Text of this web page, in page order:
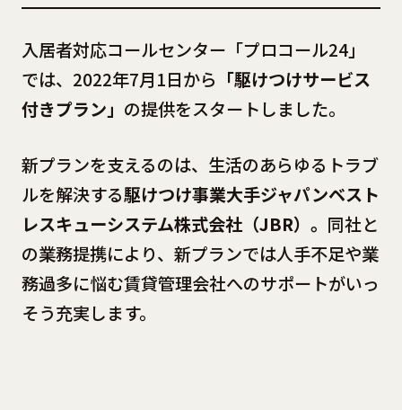
入居者対応コールセンター「プロコール24」
では、2022年7月1日から 「駆けつけサービス
付きプラン」 の提供をスタートしました。
新プランを支えるのは、生活のあらゆるトラブ
ルを解決する駆けつけ事業大手ジャパンベスト
レスキューシステム株式会社（JBR）。 同社と
の業務提携により、新プランでは人手不足や業
務過多に悩む賃貸管理会社へのサポートがいっ
そう充実します。